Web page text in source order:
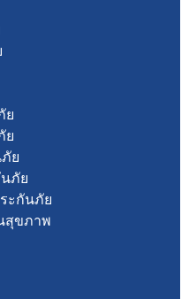
ย
ย
ย
ภัย
ะกันภัย
สุขภาพ